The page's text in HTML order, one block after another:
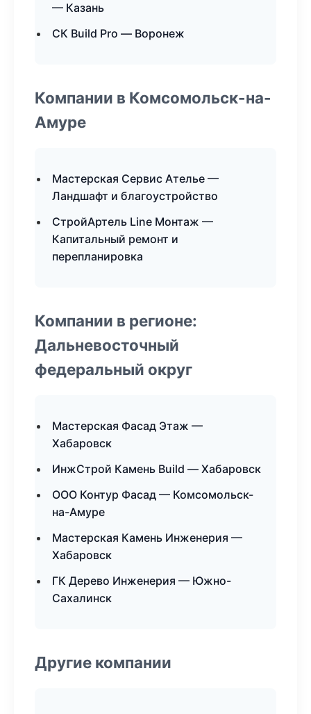
— Казань
СК Build Pro — Воронеж
Компании в Комсомольск-на-
Амуре
Мастерская Сервис Ателье —
Ландшафт и благоустройство
СтройАртель Line Монтаж —
Капитальный ремонт и
перепланировка
Компании в регионе:
Дальневосточный
федеральный округ
Мастерская Фасад Этаж —
Хабаровск
ИнжСтрой Камень Build — Хабаровск
ООО Контур Фасад — Комсомольск-
на-Амуре
Мастерская Камень Инженерия —
Хабаровск
ГК Дерево Инженерия — Южно-
Сахалинск
Другие компании